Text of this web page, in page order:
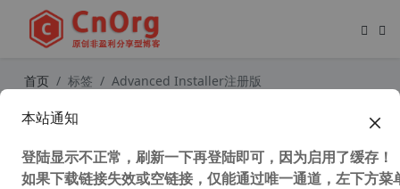
首页 标签 Advanced Installer注册版
全网唯一 真正汉化 Advanced Install
工具 简单好用MSI反编译工具（附使
用教程）
本站通知
登陆显示不正常，刷新一下再登陆即可，因为启用了缓存！
如果下载链接失效或空链接，仅能通过唯一通道，左下方菜